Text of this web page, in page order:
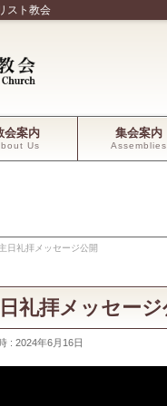
スト教会
会案内
Us
集会案内
Assemblies
日礼拝メッセージ公開
礼拝メッセージ
: 2024年6月16日